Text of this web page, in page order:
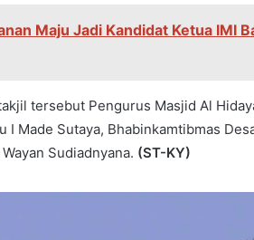
Maju Jadi Kandidat Ketua IMI
tersebut Pengurus Masjid Al
Made Sutaya, Bhabinkamtibmas
Sudiadnyana. (ST-KY)